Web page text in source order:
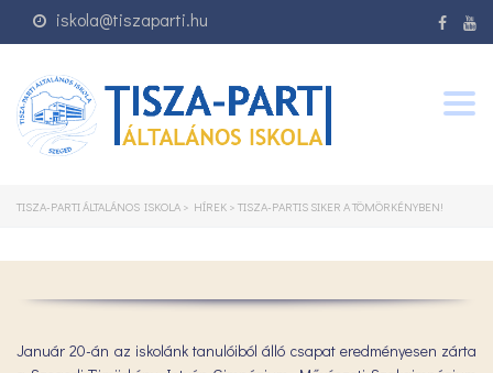
iskola@tiszaparti.hu
TISZA-PARTI ÁLTALÁNOS ISKOLA > HÍREK > TISZA-PARTIS SIKER A TÖMÖRKÉNYBEN!
Január 20-án az iskolánk tanulóiból álló csapat eredményesen zárta